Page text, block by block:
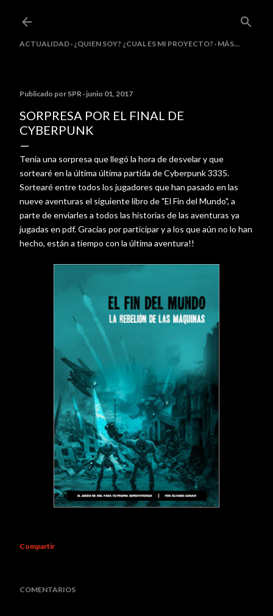
ACTUALIDAD ¿QUIEN SOY? ¿CUAL ES MI PROYECTO? MÁS…
Publicado por SPR junio 01, 2017
SORPRESA POR EL FINAL DE
CYBERPUNK
Tenia una sorpresa que llegó la hora de desvelar y que
sortearé en la última última partida de Cyberpunk 3335.
Sortearé entre todos los jugadores que han pasado en las
nueve aventuras el siguiente libro de "El Fin del Mundo", a
parte de enviarles a todos las historias de las aventuras ya
jugadas en pdf. Gracias por participar y a los que aún no lo han
hecho, están a tiempo con la última aventura!!
Compartir
COMENTARIOS